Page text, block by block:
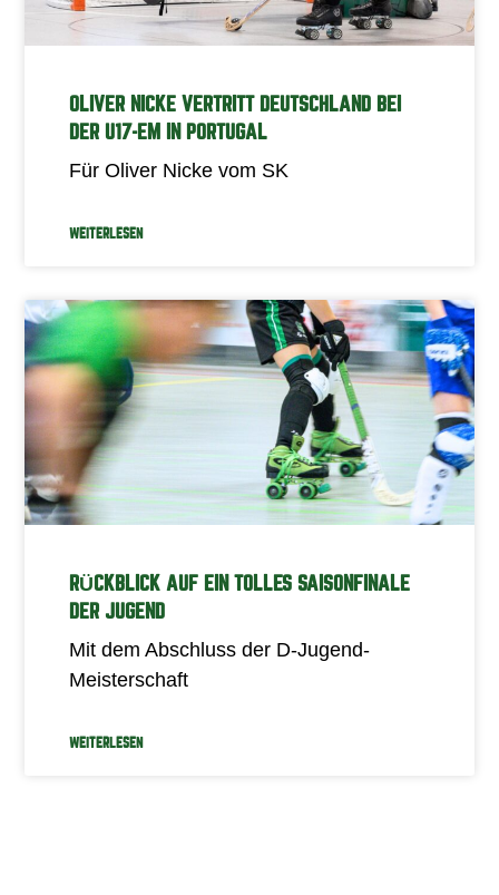
OLIVER NICKE VERTRITT DEUTSCHLAND BEI
DER U17-EM IN PORTUGAL
Für Oliver Nicke vom SK
WEITERLESEN
RÜCKBLICK AUF EIN TOLLES SAISONFINALE
DER JUGEND
Mit dem Abschluss der D-Jugend-
Meisterschaft
WEITERLESEN